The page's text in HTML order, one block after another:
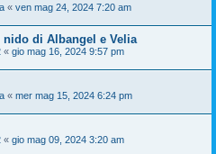
« ven mag 24, 2024 7:20 am
di Albangel e Velia
« gio mag 16, 2024 9:57 pm
« mer mag 15, 2024 6:24 pm
« gio mag 09, 2024 3:20 am